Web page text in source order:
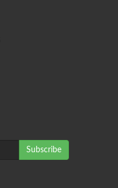
Subscribe